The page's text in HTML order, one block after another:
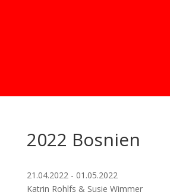
2022 Bosnien
21.04.2022 - 01.05.2022
Katrin Rohlfs & Susie Wimmer